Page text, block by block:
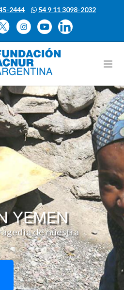
2444 54 9 11 3098-2032
YEMEN
de nuestra